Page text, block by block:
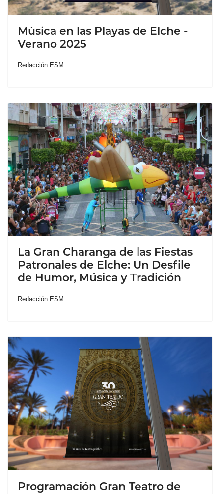
Música en las Playas de Elche -
Verano 2025
Redacción ESM
La Gran Charanga de las Fiestas
Patronales de Elche: Un Desfile
de Humor, Música y Tradición
Redacción ESM
Programación Gran Teatro de